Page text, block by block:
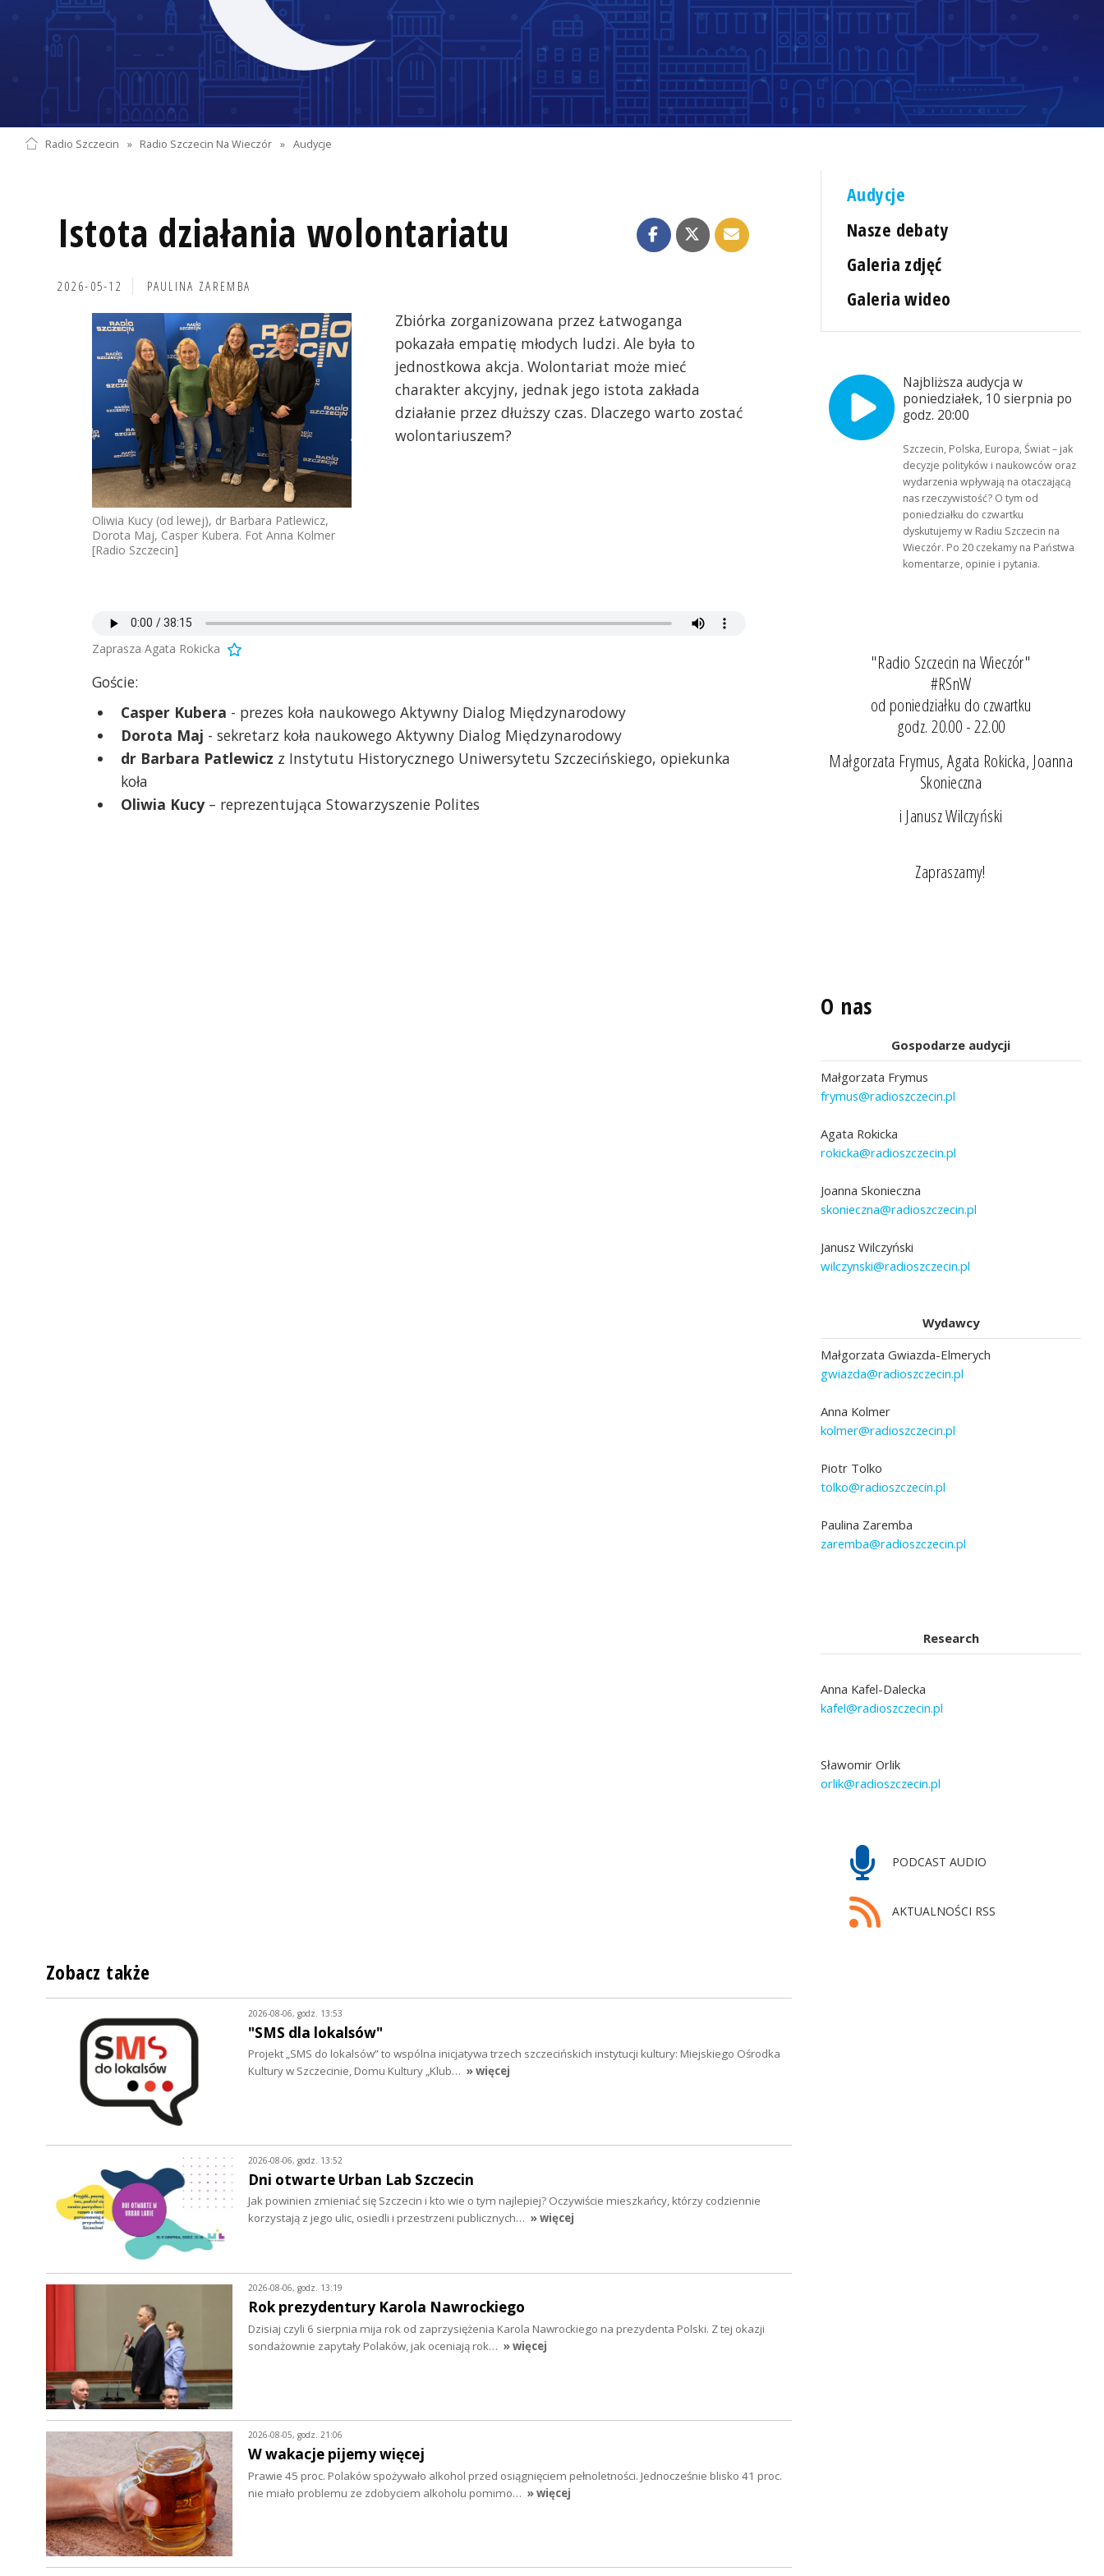
Radio Szczecin » Radio Szczecin Na Wieczór » Audycje
Istota działania wolontariatu
2026-05-12 PAULINA ZAREMBA
Oliwia Kucy (od lewej), dr Barbara Patlewicz,
Dorota Maj, Casper Kubera. Fot Anna Kolmer
[Radio Szczecin]
Zbiórka zorganizowana przez Łatwoganga
pokazała empatię młodych ludzi. Ale była to
jednostkowa akcja. Wolontariat może mieć
charakter akcyjny, jednak jego istota zakłada
działanie przez dłuższy czas. Dlaczego warto zostać
wolontariuszem?
Zaprasza Agata Rokicka
Goście:
Casper Kubera - prezes koła naukowego Aktywny Dialog Międzynarodowy
Dorota Maj - sekretarz koła naukowego Aktywny Dialog Międzynarodowy
dr Barbara Patlewicz z Instytutu Historycznego Uniwersytetu Szczecińskiego, opiekunka
koła
Oliwia Kucy– reprezentująca Stowarzyszenie Polites
Audycje
Nasze debaty
Galeria zdjęć
Galeria wideo
Najbliższa audycja w
poniedziałek, 10 sierpnia po
godz. 20:00
Szczecin, Polska, Europa, Świat – jak
decyzje polityków i naukowców oraz
wydarzenia wpływają na otaczającą
nas rzeczywistość? O tym od
poniedziałku do czwartku
dyskutujemy w Radiu Szczecin na
Wieczór. Po 20 czekamy na Państwa
komentarze, opinie i pytania.
"Radio Szczecin na Wieczór"
#RSnW
od poniedziałku do czwartku
godz. 20.00 - 22.00
Małgorzata Frymus, Agata Rokicka, Joanna
Skonieczna
i Janusz Wilczyński
Zapraszamy!
O nas
Gospodarze audycji
Małgorzata Frymus
frymus@radioszczecin.pl
Agata Rokicka
rokicka@radioszczecin.pl
Joanna Skonieczna
skonieczna@radioszczecin.pl
Janusz Wilczyński
wilczynski@radioszczecin.pl
Wydawcy
Małgorzata Gwiazda-Elmerych
gwiazda@radioszczecin.pl
Anna Kolmer
kolmer@radioszczecin.pl
Piotr Tolko
tolko@radioszczecin.pl
Paulina Zaremba
zaremba@radioszczecin.pl
Research
Anna Kafel-Dalecka
kafel@radioszczecin.pl
Sławomir Orlik
orlik@radioszczecin.pl
PODCAST AUDIO
AKTUALNOŚCI RSS
Zobacz także
2026-08-06, godz. 13:53
"SMS dla lokalsów"
Projekt „SMS do lokalsów” to wspólna inicjatywa trzech szczecińskich instytucji kultury: Miejskiego Ośrodka
Kultury w Szczecinie, Domu Kultury „Klub… » więcej
2026-08-06, godz. 13:52
Dni otwarte Urban Lab Szczecin
Jak powinien zmieniać się Szczecin i kto wie o tym najlepiej? Oczywiście mieszkańcy, którzy codziennie
korzystają z jego ulic, osiedli i przestrzeni publicznych… » więcej
2026-08-06, godz. 13:19
Rok prezydentury Karola Nawrockiego
Dzisiaj czyli 6 sierpnia mija rok od zaprzysiężenia Karola Nawrockiego na prezydenta Polski. Z tej okazji
sondażownie zapytały Polaków, jak oceniają rok… » więcej
2026-08-05, godz. 21:06
W wakacje pijemy więcej
Prawie 45 proc. Polaków spożywało alkohol przed osiągnięciem pełnoletności. Jednocześnie blisko 41 proc.
nie miało problemu ze zdobyciem alkoholu pomimo… » więcej